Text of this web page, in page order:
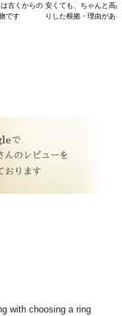
古くからの
です
安くても、ちゃんと高
りした根拠・理由があ
with choosing a ring